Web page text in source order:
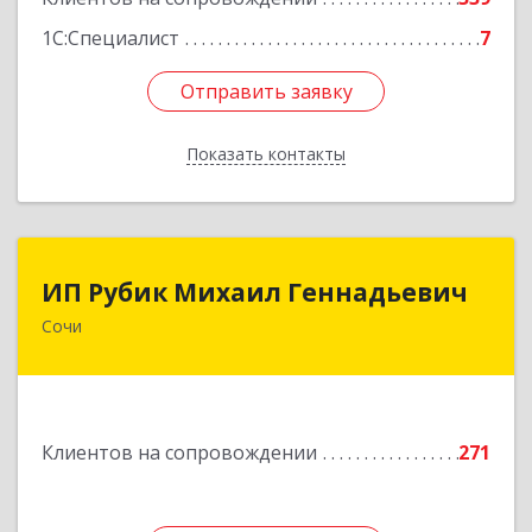
1С:Специалист
7
Отправить заявку
Показать контакты
Отправить заявку
Назад
ИП Рубик Михаил Геннадьевич
Сочи
Клиентов на сопровождении 271
ИП Рубик Михаил Геннадьевич